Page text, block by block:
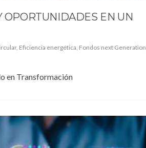
OPORTUNIDADES EN UN
, Eficiencia energética Fondos next Generation
en Transformación